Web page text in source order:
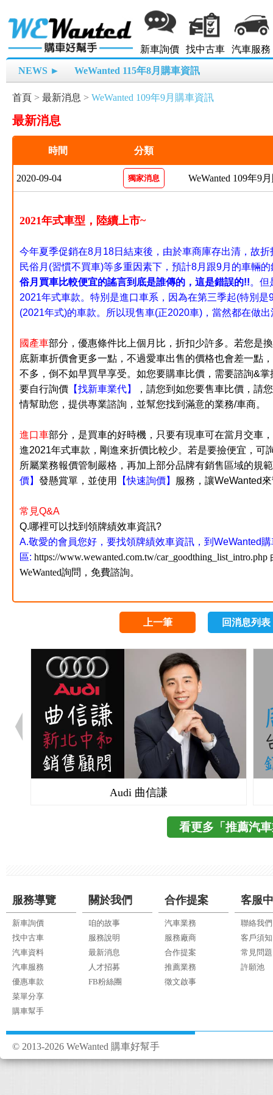
新車詢價 找中古車 汽車服務
NEWS ► WeWanted 115年8月購車資訊
首頁 > 最新消息 > WeWanted 109年9月購車資訊
最新消息
時間 分類
2020-09-04 獨家消息 WeWanted 109年9
2021年式車型，陸續上市~
今年夏季促銷在8月18日結束後，由於車商庫存出清，故
民俗月(習慣不買車)等多重因素下，預計8月跟9月的車輛
俗月買車比較便宜的謠言到底是誰傳的，這是錯誤的!!。但
2021年式車款。特別是進口車系，因為在第三季起(特別
(2021年式)的車款。所以現售車(正2020車)，當然都在做
國產車部分，優惠條件比上個月比，折扣少許多。若您是
底新車折價會更多一點，不過愛車出售的價格也會差一點
不多，倒不如早買早享受。如您要購車比價，需要諮詢&掌
要自行詢價【找新車業代】
，請您到如您要售車比價，請
情幫助您，提供專業諮詢，並幫您找到滿意的業務/車商。
進口車部分，是買車的好時機，只要有現車可在當月交車
進2021年式車款，剛進來折價比較少。若是要撿便宜，可
所屬業務報價管制嚴格，再加上部分品牌有銷售區域的規
價】 發懸賞單，並使用 【快速詢價】 服務，讓WeWanted
常見Q&A
Q.哪裡可以找到領牌績效車資訊?
A.敬愛的會員您好，要找領牌績效車資訊，到WeWanted
區: https://www.wewanted.com.tw/car_goodthing_list_intro.php
WeWanted詢問，免費諮詢。
上一筆 回消息列表
Audi 曲信謙
看更多「推薦汽
服務導覽
新車詢價
找中古車
汽車資料
汽車服務
優惠車款
菜單分享
購車幫手
關於我們
咱的故事
服務說明
最新消息
人才招募
FB粉絲團
合作提案
汽車業務
服務廠商
合作提案
推薦業務
徵文啟事
客服
聯絡我們
客戶須知
常見問題
許願池
© 2013-2026 WeWanted 購車好幫手